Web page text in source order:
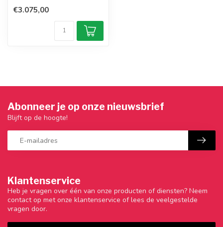
€3.075,00
Klantenservice
Heb je vragen over één van onze producten of diensten? Neem
contact op met onze klantenservice of lees de veelgestelde
vragen door.
Abonneer je op onze nieuwsbrief
Blijft op de hoogte!